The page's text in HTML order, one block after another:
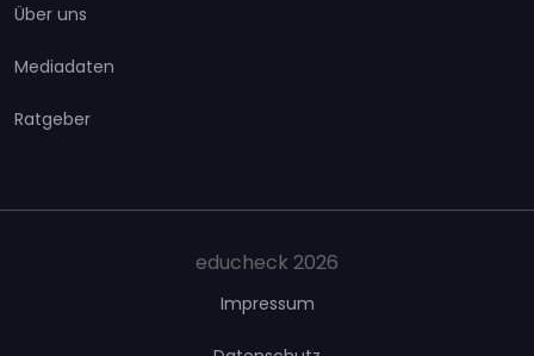
Über uns
Mediadaten
Ratgeber
educheck 2026
Impressum